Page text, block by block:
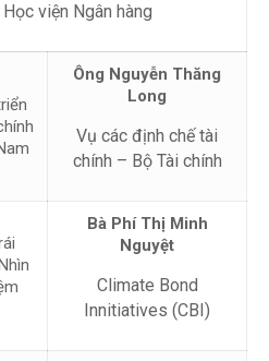
viện Ngân hàng
Ông Nguyễn Thăng
Long
Vụ các định chế tài
chính – Bộ Tài chính
Bà Phí Thị Minh
Nguyệt
Climate Bond
Innitiatives (CBI)